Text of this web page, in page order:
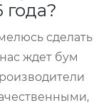
сделать
ждет бум